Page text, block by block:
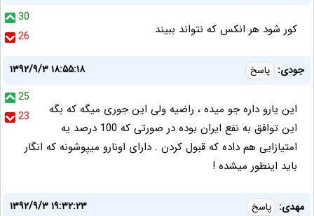
30
26
کور شود هر انکس که نتواند ببیند
جودی: پاسخ
۱۳۹۲/۹/۳ ۱۸:۵۵:۱۸
25
23
این یارو داره جو میده ، راضیه ولی این جوری میگه که بگه
این توافق به نفع ایران بوده در صورتی که 100 درصد یه
امتیازایی هم داده که قبول کردن . دارای اونارو میپوشونه که انگار
باید اینطور میشده !
مهدی: پاسخ
۱۳۹۲/۹/۳ ۱۹:۳۲:۲۳